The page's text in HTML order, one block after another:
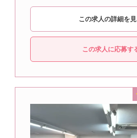
この求人の詳細を
この求人に応募す